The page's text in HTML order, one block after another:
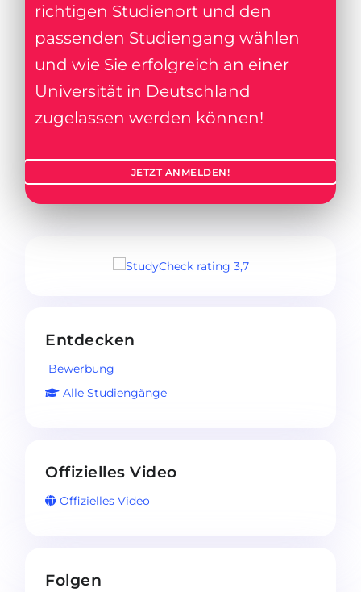
richtigen Studienort und den
passenden Studiengang wählen
und wie Sie erfolgreich an einer
Universität in Deutschland
zugelassen werden können!
JETZT ANMELDEN!
Entdecken
Bewerbung
Alle Studiengänge
Offizielles Video
Offizielles Video
Folgen